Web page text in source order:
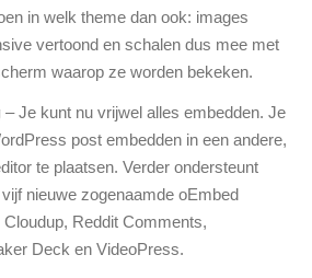
in welk theme dan ook: images
vertoond en schalen dus mee met
waarop ze worden bekeken.
– Je kunt nu vrijwel alles embedden. Je
post embedden in een andere,
te plaatsen. Verder ondersteunt
nieuwe zogenaamde oEmbed
Reddit Comments,
Deck en VideoPress.